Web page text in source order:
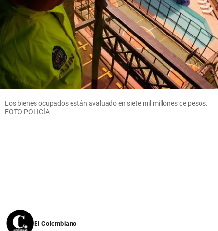
Los bienes ocupados están avaluado en siete mil millones de pesos.
FOTO POLICÍA
El Colombiano